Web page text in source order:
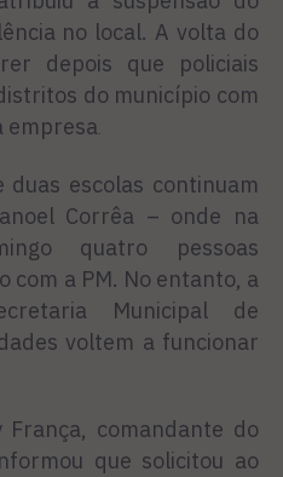
no local. A volta do
depois que policiais
do município com
empresa.
escolas continuam
Corrêa – onde na
quatro pessoas
a PM. No entanto, a
Municipal de
voltem a funcionar
comandante do
que solicitou ao